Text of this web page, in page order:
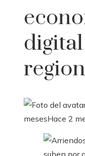
digital
mesesHace 2